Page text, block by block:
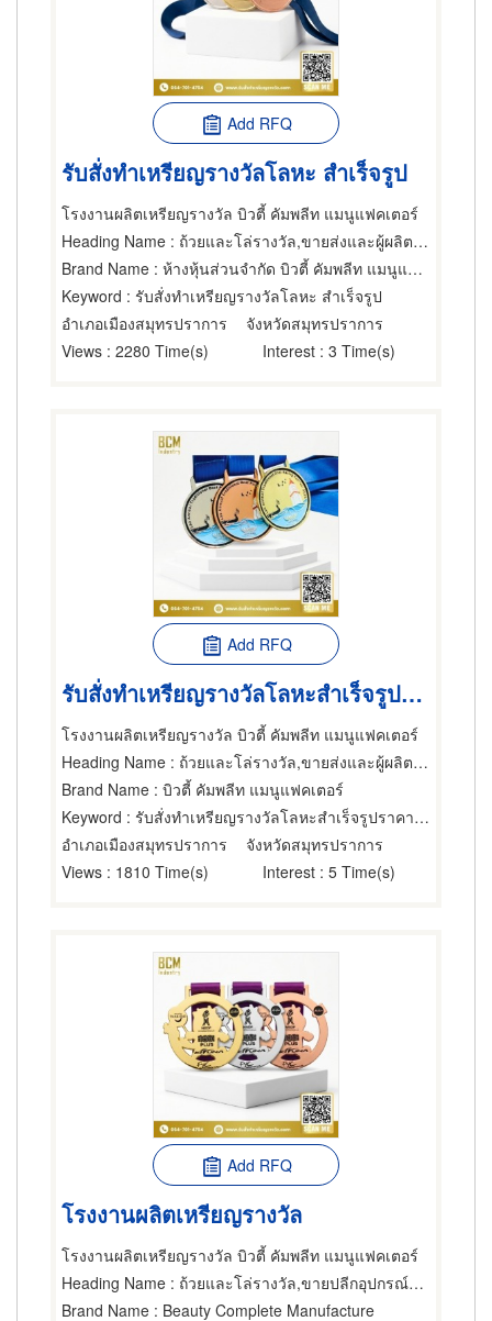
Add RFQ
รับสั่งทำเหรียญรางวัลโลหะ สำเร็จรูป
โรงงานผลิตเหรียญรางวัล บิวตี้ คัมพลีท แมนูแฟคเตอร์
Heading Name : ถ้วยและโล่รางวัล,ขายส่งและผู้ผลิตอุปกรณ์กีฬา,ขายส่งและผู้ผลิตของขวัญและของชำร่วย
Brand Name : ห้างหุ้นส่วนจำกัด บิวตี้ คัมพลีท แมนูแฟคเตอร์
Keyword : รับสั่งทำเหรียญรางวัลโลหะ สำเร็จรูป
อำเภอเมืองสมุทรปราการ
จังหวัดสมุทรปราการ
Views : 2280 Time(s) Interest : 3 Time(s)
Add RFQ
รับสั่งทำเหรียญรางวัลโลหะสำเร็จรูปราคาถูก
โรงงานผลิตเหรียญรางวัล บิวตี้ คัมพลีท แมนูแฟคเตอร์
Heading Name : ถ้วยและโล่รางวัล,ขายส่งและผู้ผลิตของขวัญและของชำร่วย,ถ้วยและโล่รางวัล
Brand Name : บิวตี้ คัมพลีท แมนูแฟคเตอร์
Keyword : รับสั่งทำเหรียญรางวัลโลหะสำเร็จรูปราคาถูก
อำเภอเมืองสมุทรปราการ
จังหวัดสมุทรปราการ
Views : 1810 Time(s) Interest : 5 Time(s)
Add RFQ
โรงงานผลิตเหรียญรางวัล
โรงงานผลิตเหรียญรางวัล บิวตี้ คัมพลีท แมนูแฟคเตอร์
Heading Name : ถ้วยและโล่รางวัล,ขายปลีกอุปกรณ์กีฬา,ชุดกีฬา
Brand Name : Beauty Complete Manufacture